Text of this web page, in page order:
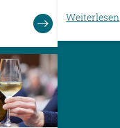
Weiterlesen